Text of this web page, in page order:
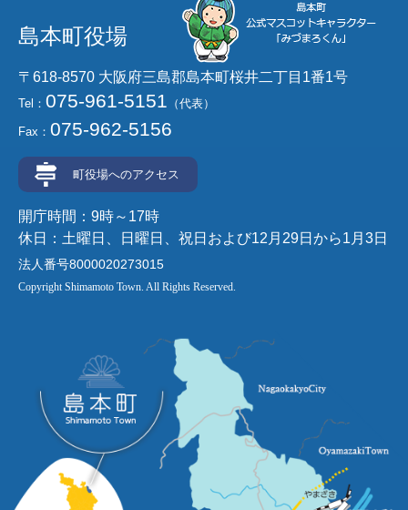
島本町役場
〒618-8570 大阪府三島郡島本町桜井二丁目1番1号
Tel： 075-961-5151 （代表）
Fax： 075-962-5156
町役場へのアクセス
開庁時間：9時～17時
休日：土曜日、日曜日、祝日および12月29日から1月3日
法人番号8000020273015
Copyright Shimamoto Town. All Rights Reserved.